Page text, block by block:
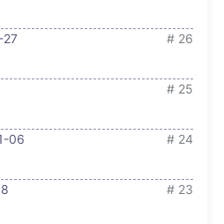
27
# 26
# 25
06
# 24
# 23